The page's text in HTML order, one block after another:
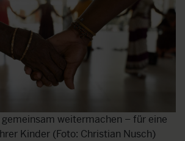
gemeinsam weitermachen – für eine
Kinder (Foto: Christian Nusch)